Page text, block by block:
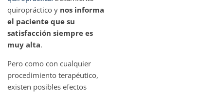
quiropráctico y nos informa
el paciente que su
satisfacción siempre es
muy alta.
Pero como con cualquier
procedimiento terapéutico,
existen posibles efectos